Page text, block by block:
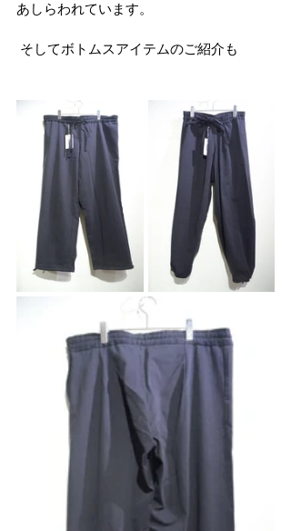
あしらわれています。
そしてボトムスアイテムのご紹介も